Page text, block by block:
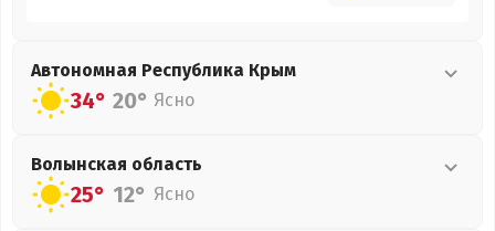
Автономная Республика Крым
34° 20° Ясно
Волынская область
25° 12° Ясно